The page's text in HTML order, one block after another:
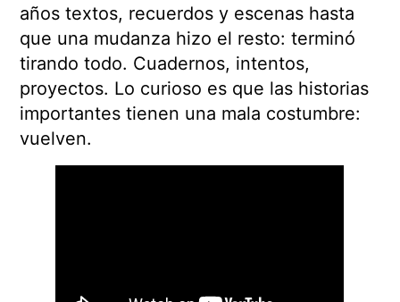
años textos, recuerdos y escenas hasta
que una mudanza hizo el resto: terminó
tirando todo. Cuadernos, intentos,
proyectos. Lo curioso es que las historias
importantes tienen una mala costumbre:
vuelven.